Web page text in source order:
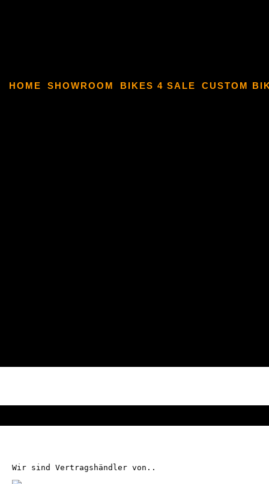
HOME SHOWROOM BIKES 4 SALE CUSTOM
Wir sind Vertragshändler von..